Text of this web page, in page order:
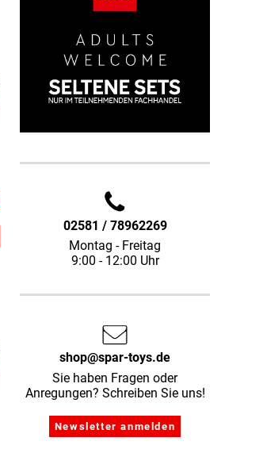
02581 / 78962269
Montag - Freitag
9:00 - 12:00 Uhr
shop@spar-toys.de
Sie haben Fragen oder
Anregungen? Schreiben Sie uns!